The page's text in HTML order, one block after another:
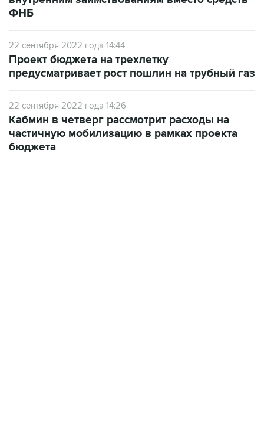
предусматривает рост пошлин на трубный газ
22 сентября 2022 года 14:26
частичную мобилизацию в рамках проекта
бюджета